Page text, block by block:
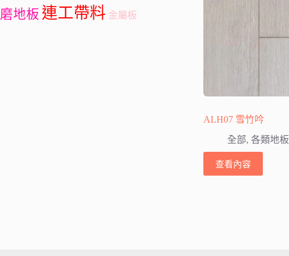
ALH07 雪竹吟
全部,各類地板
查看內容
磨地板 連工帶料 金屬板